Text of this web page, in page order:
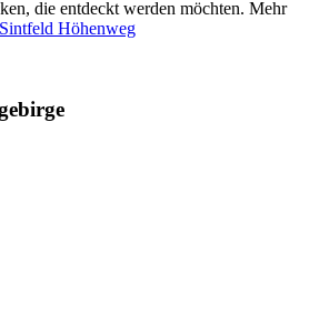
die entdeckt werden möchten. Mehr
Sintfeld Höhenweg